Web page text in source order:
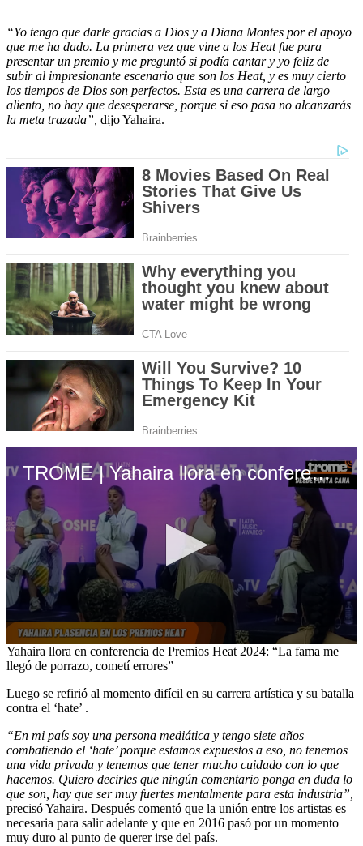
“Yo tengo que darle gracias a Dios y a Diana Montes por el apoyo
que me ha dado. La primera vez que vine a los Heat fue para
presentar un premio y me preguntó si podía cantar y yo feliz de
subir al impresionante escenario que son los Heat, y es muy cierto
los tiempos de Dios son perfectos. Esta es una carrera de largo
aliento, no hay que desesperarse, porque si eso pasa no alcanzarás
la meta trazada”, dijo Yahaira.
TROME | Yahaira llora en conferencia de Premios Heat 2024: “La fama me llegó de porrazo, cometí errores”
0
seconds
2
minutes,
52
Yahaira llora en conferencia de Premios Heat 2024: “La fama me
llegó de porrazo, cometí errores”
Luego se refirió al momento difícil en su carrera artística y su batalla
contra el ‘hate’ .
“En mi país soy una persona mediática y tengo siete años
combatiendo el ‘hate’ porque estamos expuestos a eso, no tenemos
una vida privada y tenemos que tener mucho cuidado con lo que
hacemos. Quiero decirles que ningún comentario ponga en duda lo
que son, hay que ser muy fuertes mentalmente para esta industria”,
precisó Yahaira. Después comentó que la unión entre los artistas es
necesaria para salir adelante y que en 2016 pasó por un momento
muy duro al punto de querer irse del país.